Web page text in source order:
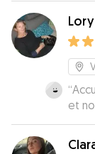
Lory
“
et